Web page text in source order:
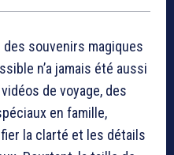
des souvenirs magiques
n’a jamais été aussi
de voyage, des
en famille,
la clarté et les détails